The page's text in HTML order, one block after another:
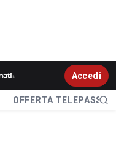
Accedi
OFFERTA TELEPASS